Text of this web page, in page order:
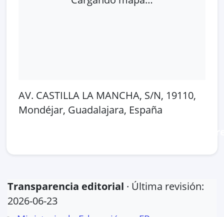
AV. CASTILLA LA MANCHA, S/N, 19110,
Mondéjar, Guadalajara, España
Transparencia editorial · Última revisión:
2026-06-23